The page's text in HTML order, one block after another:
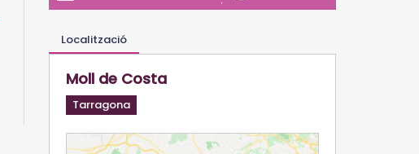
Localització
Moll de Costa
Tarragona